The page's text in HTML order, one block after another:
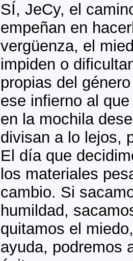
SÍ, JeCy, el
empeñan en
vergüenza, el
impiden o
propias del
ese infierno al
en la mochila
divisan a lo lejos,
El día que
los materiales
cambio. Si
humildad,
quitamos el
ayuda, podremos